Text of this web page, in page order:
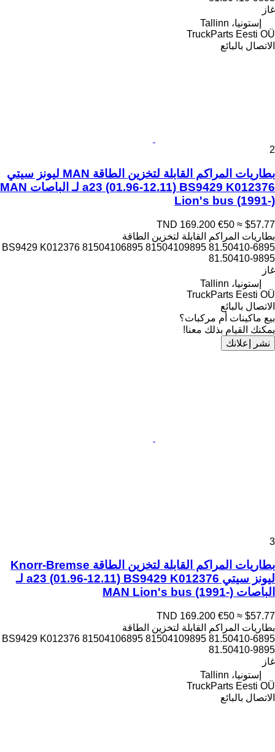
غاز
إستونيا، Tallinn
TruckParts Eesti OÜ
الاتصال بالبائع
2
بطاريات المراكم القابلة لتخزين الطاقة MAN ليونز سيتي
a23 (01.96-12.11) BS9429 K012376 لـ الباصات MAN
Lion's bus (1991-)
TND 169.200 €50 ≈ $57.77
بطاريات المراكم القابلة لتخزين الطاقة
BS9429 K012376 81504106895 81504109895 81.50410-6895
81.50410-9895
غاز
إستونيا، Tallinn
TruckParts Eesti OÜ
الاتصال بالبائع
بيع ماكينات أم مركبات؟
يمكنك القيام بذلك معنا!
نشر إعلانك
3
بطاريات المراكم القابلة لتخزين الطاقة Knorr-Bremse
ليونز سيتي a23 (01.96-12.11) BS9429 K012376 لـ
الباصات MAN Lion's bus (1991-)
TND 169.200 €50 ≈ $57.77
بطاريات المراكم القابلة لتخزين الطاقة
BS9429 K012376 81504106895 81504109895 81.50410-6895
81.50410-9895
غاز
إستونيا، Tallinn
TruckParts Eesti OÜ
الاتصال بالبائع